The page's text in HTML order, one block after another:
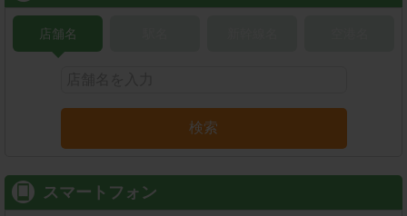
店舗名
検索
スマートフォン